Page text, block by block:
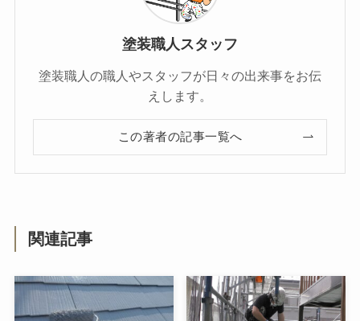
塗装職人スタッフ
塗装職人の職人やスタッフが日々の出来事をお伝
えします。
この著者の記事一覧へ
関連記事